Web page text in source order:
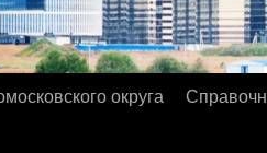
округа